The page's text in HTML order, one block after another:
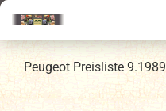
Peugeot Preisliste 9.1989